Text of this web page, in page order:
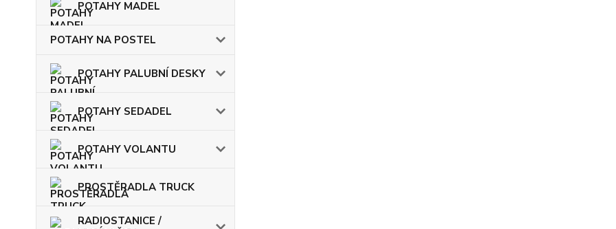
POTAHY MADEL
POTAHY NA POSTEL
POTAHY PALUBNÍ DESKY
POTAHY SEDADEL
POTAHY VOLANTU
PROSTĚRADLA TRUCK
RADIOSTANICE /